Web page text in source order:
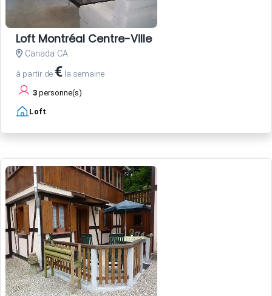
Loft Montréal Centre-Ville
Canada CA
à partir de € la semaine
3 personne(s)
Loft